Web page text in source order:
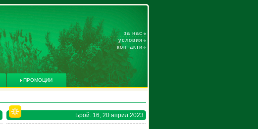
за нас
условия
контакти
ПРОМОЦИИ
Брой: 16, 20 април 2023